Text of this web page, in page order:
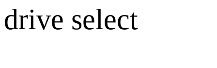
drive select